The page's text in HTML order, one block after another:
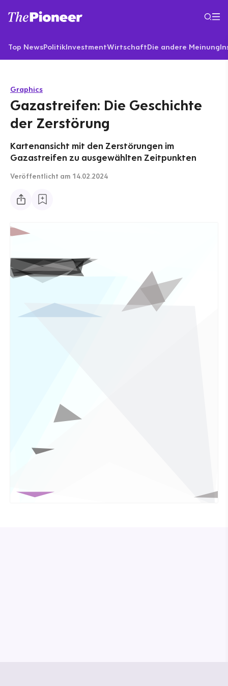
Top NewsPolitikInvestmentWirtschaftDie andere Meinung
Graphics
Gazastreifen: Die Geschichte
der Zerstörung
Kartenansicht mit den Zerstörungen im
Gazastreifen zu ausgewählten Zeitpunkten
Veröffentlicht am 14.02.2024